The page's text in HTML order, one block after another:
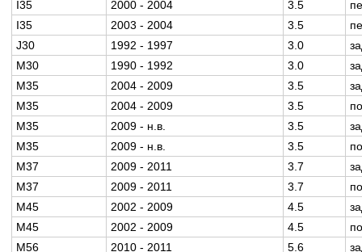
I35 2000 - 2004 3.5
I35
2003 - 2004 3.5
J30
1992 - 1997 3.0
M30
1990 - 1992 3.0
M35
2004 - 2009 3.5
M35
2004 - 2009 3.5
M35
2009 - н.в. 3.5
M35
2009 - н.в. 3.5
M37
2009 - 2011 3.7
M37
2009 - 2011 3.7
M45
2002 - 2009 4.5
M45
2002 - 2009 4.5
M56
2010 - 2011 5.6